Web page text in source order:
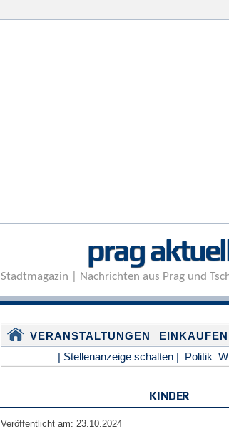
prag
Stadtmagazin | Nachrichten aus Prag und
VERANSTALTUNGEN EINKAUFEN
| Stellenanzeige schalten | Politik
KINDER
Veröffentlicht am: 23.10.2024